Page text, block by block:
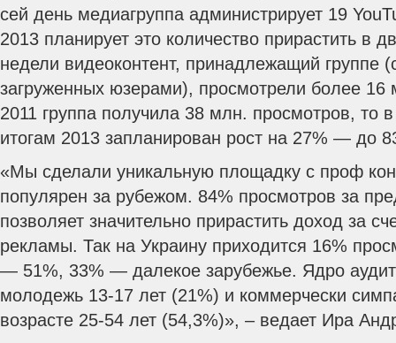
сей день медиагруппа администрирует 19
2013 планирует это количество прирастить в
недели видеоконтент, принадлежащий группе
загруженных юзерами), просмотрели более 16
2011 группа получила 38 млн. просмотров,
итогам 2013 запланирован рост на 27% — до
«Мы сделали уникальную площадку с проф
популярен за рубежом. 84% просмотров за
позволяет значительно прирастить доход за
рекламы. Так на Украину приходится 16%
— 51%, 33% — далекое зарубежье. Ядро
молодежь 13-17 лет (21%) и коммерчески
возрасте 25-54 лет (54,3%)», – ведает Ира